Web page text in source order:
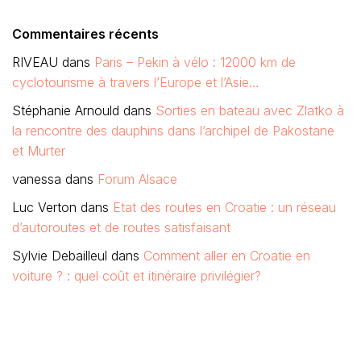
Commentaires récents
RIVEAU dans Paris – Pekin à vélo : 12000 km de
cyclotourisme à travers l’Europe et l’Asie…
Stéphanie Arnould dans Sorties en bateau avec Zlatko à
la rencontre des dauphins dans l’archipel de Pakostane
et Murter
vanessa dans Forum Alsace
Luc Verton dans Etat des routes en Croatie : un réseau
d’autoroutes et de routes satisfaisant
Sylvie Debailleul dans Comment aller en Croatie en
voiture ? : quel coût et itinéraire privilégier?